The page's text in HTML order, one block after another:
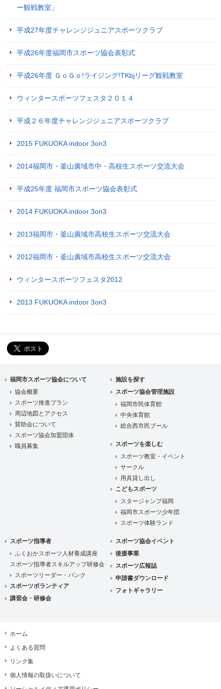
ー観戦教室」
平成27年度チャレンジジュニアスポーツクラブ
平成26年度福岡市スポーツ協会表彰式
平成26年度 ＧｏＧｏ!ライジング!TKbjリーグ観戦教室
ウィンタースポーツフェスタ２０１４
平成２６年度チャレンジジュニアスポーツクラブ
2015 FUKUOKA indoor 3on3
2014福岡市・釜山廣域市中・高校生スポーツ交流大会
平成25年度 福岡市スポーツ協会表彰式
2014 FUKUOKA indoor 3on3
2013福岡市・釜山廣域市高校生スポーツ交流大会
2012福岡市・釜山廣域市高校生スポーツ交流大会
ウィンタースポーツフェスタ2012
2013 FUKUOKA indoor 3on3
福岡市スポーツ協会について
協会概要
スポーツ推進プラン
周辺地図とアクセス
賛助会について
スポーツ協会加盟団体
職員募集
施設を探す
スポーツ協会管理施設
福岡市民体育館
中央体育館
総合西市民プール
スポーツを楽しむ
スポーツ教室・イベント
サークル
用具貸し出し
こどもスポーツ
スタージャンプ福岡
福岡市スポーツ少年団
スポーツ体験ランド
スポーツ指導者
ふくおかスポーツ人材養成講座
スポーツ指導者スキルアップ研修会
スポーツリーダー・バンク
スポーツボランティア
講習会・研修会
スポーツ協会イベント
後援事業
スポーツ広報誌
申請書ダウンロード
フォトギャラリー
ホーム
よくある質問
リンク集
個人情報の取扱いについて